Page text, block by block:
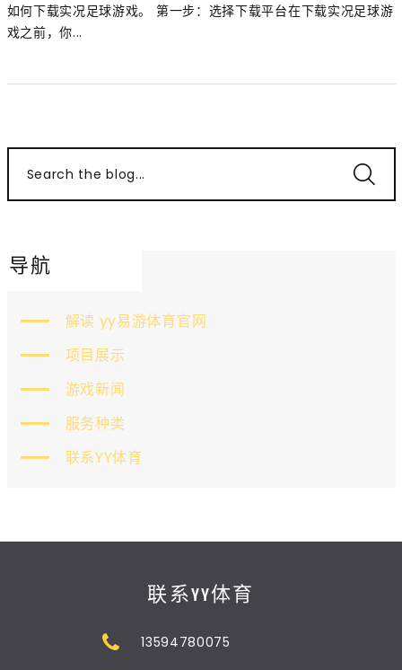
如何下载实况足球游戏。 第一步：选择下载平台在下载实况足球游
戏之前，你...
Search the blog...
导航
解读 yy易游体育官网
项目展示
游戏新闻
服务种类
联系YY体育
联系YY体育
13594780075